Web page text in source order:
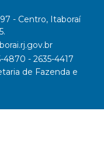
- Centro, Itaboraí
4870 - 2635-4417
de Fazenda e